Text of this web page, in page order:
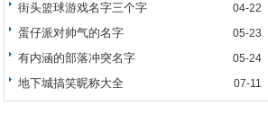
04-22
街头篮球游戏名字三个字
05-23
蛋仔派对帅气的名字
05-24
有内涵的部落冲突名字
07-11
地下城搞笑昵称大全